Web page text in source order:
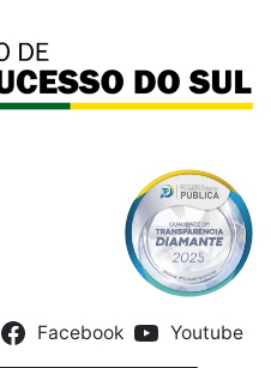
Facebook Youtube